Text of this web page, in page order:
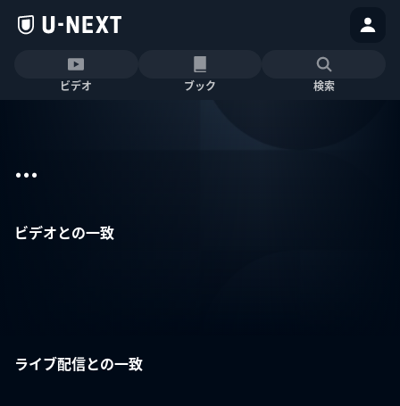
ビデオ ブック 検索
...
ビデオとの一致
ライブ配信との一致